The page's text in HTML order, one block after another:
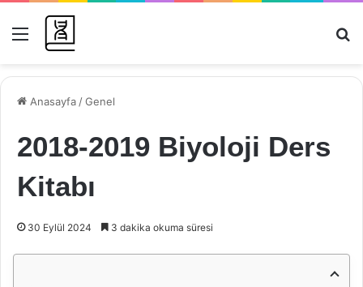
Menü
Anasayfa /Genel
2018-2019 Biyoloji Ders
Kitabı
30 Eylül 2024 3 dakika okuma süresi